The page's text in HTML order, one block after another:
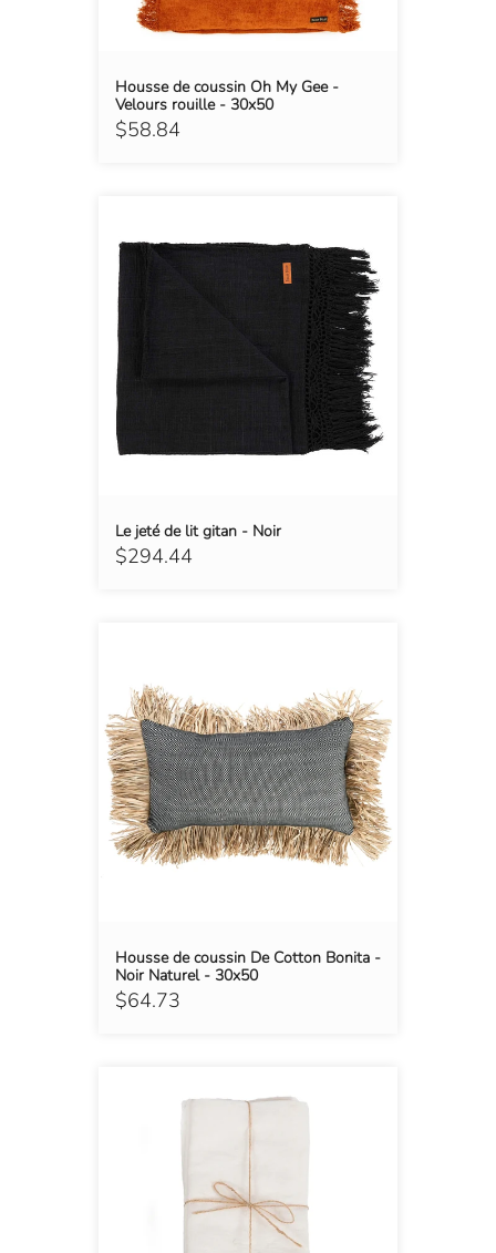
$58.84
Housse de coussin Oh My Gee -
Velours rouille - 30x50
$294.44
Le jeté de lit gitan - Noir
$64.73
Housse de coussin De Cotton Bonita -
Noir Naturel - 30x50